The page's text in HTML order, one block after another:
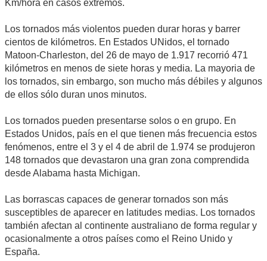
Km/hora en casos extremos.
Los tornados más violentos pueden durar horas y barrer
cientos de kilómetros. En Estados UNidos, el tornado
Matoon-Charleston, del 26 de mayo de 1.917 recorrió 471
kilómetros en menos de siete horas y media. La mayoria de
los tornados, sin embargo, son mucho más débiles y algunos
de ellos sólo duran unos minutos.
Los tornados pueden presentarse solos o en grupo. En
Estados Unidos, país en el que tienen más frecuencia estos
fenómenos, entre el 3 y el 4 de abril de 1.974 se produjeron
148 tornados que devastaron una gran zona comprendida
desde Alabama hasta Michigan.
Las borrascas capaces de generar tornados son más
susceptibles de aparecer en latitudes medias. Los tornados
también afectan al continente australiano de forma regular y
ocasionalmente a otros países como el Reino Unido y
España.